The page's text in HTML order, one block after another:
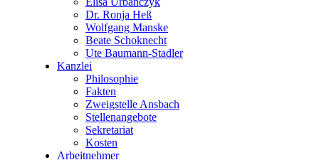
Dr. Ronja Heß
Wolfgang Manske
Beate Schoknecht
Ute Baumann-Stadler
Kanzlei
Philosophie
Fakten
Zweigstelle Ansbach
Stellenangebote
Sekretariat
Kosten
Arbeitnehmer